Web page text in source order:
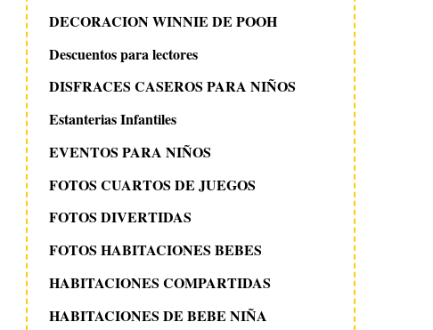
DECORACION WINNIE DE POOH
Descuentos para lectores
DISFRACES CASEROS PARA NIÑOS
Estanterias Infantiles
EVENTOS PARA NIÑOS
FOTOS CUARTOS DE JUEGOS
FOTOS DIVERTIDAS
FOTOS HABITACIONES BEBES
HABITACIONES COMPARTIDAS
HABITACIONES DE BEBE NIÑA